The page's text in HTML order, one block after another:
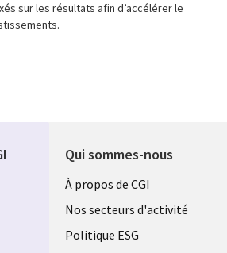
sur les résultats afin d’accélérer le
Qui sommes-nous
Useful
links
FRANCE
À propos de CGI
Nos secteurs d'activité
Politique ESG